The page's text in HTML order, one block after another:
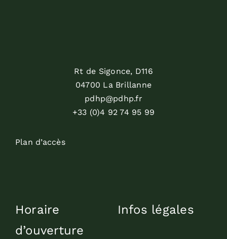
Rt de Sigonce, D116
04700 La Brillanne
pdhp@pdhp.fr
+33 (0)4 92 74 95 99
Plan d’accès
Horaire
d’ouverture
Infos légales